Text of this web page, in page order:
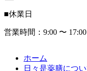
■休業日
営業時間：9:00 〜 17:00
ホーム
日々是薬膳につ